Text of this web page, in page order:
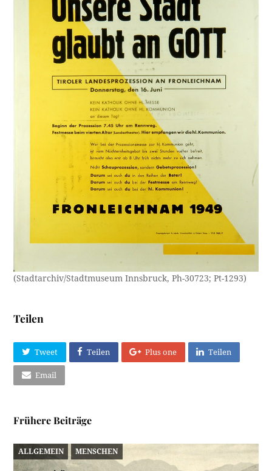
(Stadtarchiv/Stadtmuseum Innsbruck, Ph-30723; Pt-1293)
Teilen
Tweet Teilen Plus one Teilen
Email
Frühere Beiträge
ALLGEMEIN MENSCHEN